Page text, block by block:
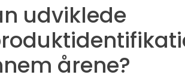
udviklede
årene?